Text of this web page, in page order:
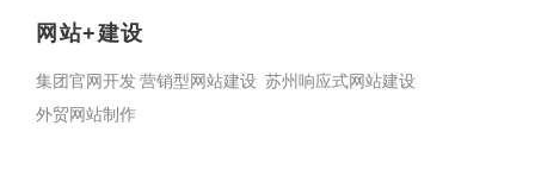
网站+建设
集团官网开发营销型网站建设 苏州响应式网站建设
外贸网站制作